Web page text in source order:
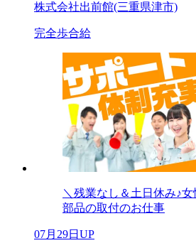
株式会社出前館(三重県津市)
完全歩合給
＼残業なし＆土日休み♪
部品の取付のお仕事
07月29日UP